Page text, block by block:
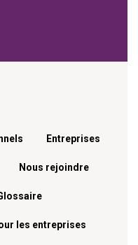
Entreprises
Nous rejoindre
les entreprises